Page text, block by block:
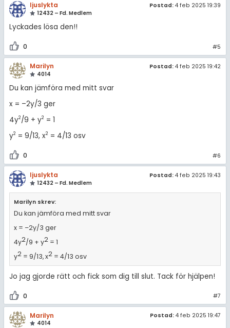
ljuslykta
12432 – Fd. Medlem
Postad: 4 feb 2025 19:39
Lyckades lösa den!!
0 #5
Marilyn
4014
Postad: 4 feb 2025 19:42
Du kan jämföra med mitt svar
x = –2y/3 ger
4y2/9 + y2 = 1
y2 = 9/13, x2 = 4/13 osv
0 #6
ljuslykta
12432 – Fd. Medlem
Postad: 4 feb 2025 19:43
Marilyn skrev:
Du kan jämföra med mitt svar
x = –2y/3 ger
4y2/9 + y2= 1
y2= 9/13, x2= 4/13 osv
Jo jag gjorde rätt och fick som dig till slut. Tack för hjälpen!
0 #7
Marilyn
4014
Postad: 4 feb 2025 19:47